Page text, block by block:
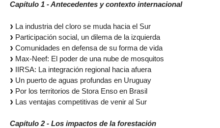
Capítulo 1 - Antecedentes y contexto internacional
La industria del cloro se muda hacia el Sur
Participación social, un dilema de la izquierda
Comunidades en defensa de su forma de vida
Max-Neef: El poder de una nube de mosquitos
IIRSA: La integración regional hacia afuera
Un puerto de aguas profundas en Uruguay
Por los territorios de Stora Enso en Brasil
Las ventajas competitivas de venir al Sur
Capítulo 2 - Los impactos de la forestación